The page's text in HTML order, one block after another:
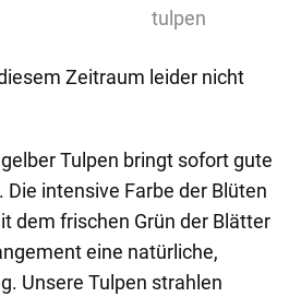
tulpen
Zeitraum leider nicht
Tulpen bringt sofort gute
Die intensive Farbe der Blüten
dem frischen Grün der Blätter
eine natürliche,
Unsere Tulpen strahlen